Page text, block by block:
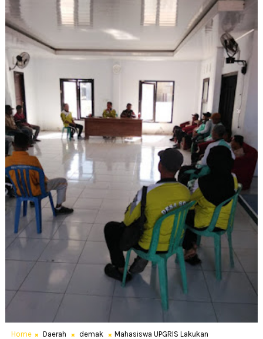
Home Daerah demak
Mahasiswa UPGRIS Lakukan